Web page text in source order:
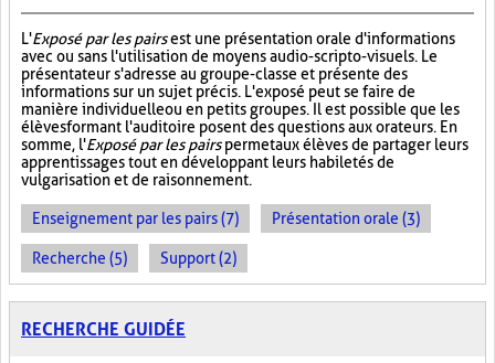
L'Exposé par les pairsest une présentation orale d'informations
avec ou sans l'utilisation de moyens audio-scripto-visuels. Le
présentateur s'adresse au groupe-classe et présente des
informations sur un sujet précis. L'exposé peut se faire de
manière individuelle ou en petits groupes. Il est possible que les
élèves formant l'auditoire posent des questions aux orateurs. En
somme, l'Exposé par les pairspermet aux élèves de partager leurs
apprentissages tout en développant leurs habiletés de
vulgarisation et de raisonnement.
Enseignement par les pairs (7) Présentation orale (3)
Recherche (5) Support (2)
RECHERCHE GUIDÉE